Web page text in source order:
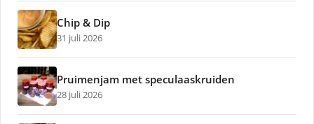
Chip & Dip
31 juli 2026
Pruimenjam met speculaaskruiden
28 juli 2026